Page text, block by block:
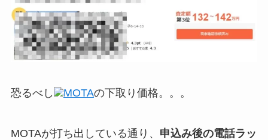
恐るべし MOTAの下取り価格。。。
MOTAが打ち出している通り、 申込み後の電話ラッ